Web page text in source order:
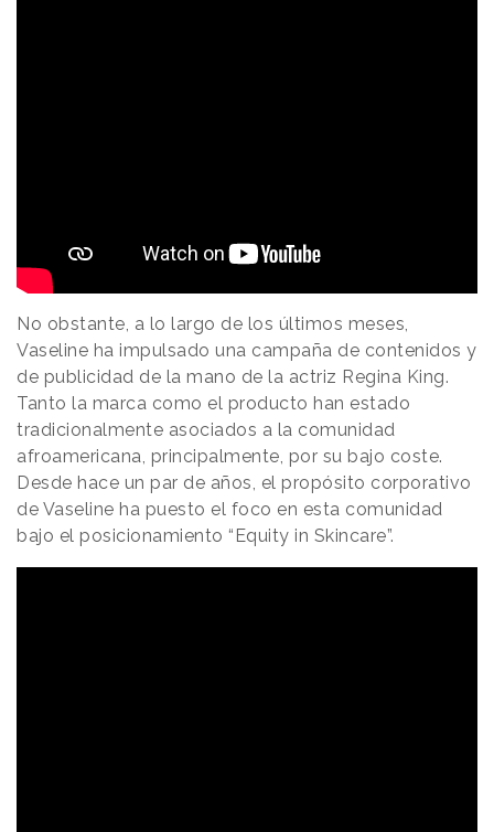
No obstante, a lo largo de los últimos meses,
Vaseline ha impulsado una campaña de contenidos y
de publicidad de la mano de la actriz Regina King.
Tanto la marca como el producto han estado
tradicionalmente asociados a la comunidad
afroamericana, principalmente, por su bajo coste.
Desde hace un par de años, el propósito corporativo
de Vaseline ha puesto el foco en esta comunidad
bajo el posicionamiento “Equity in Skincare”.